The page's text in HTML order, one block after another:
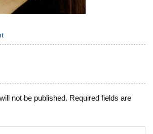
not be published. Required fields are